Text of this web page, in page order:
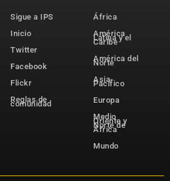
Sigue a IPS
Inicio
Twitter
Facebook
Flickr
Reglas de
comunidad
África
América
Latina y el
Caribe
América del
Norte
Asia-
Pacífico
Europa
Medio
Oriente y
Norte de
África
Mundo